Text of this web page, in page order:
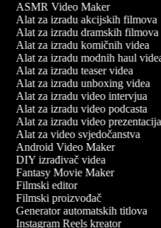
ASMR Video Maker
Alat za izradu akcijskih filmova
Alat za izradu dramskih filmova
Alat za izradu komičnih videa
Alat za izradu modnih haul videa
Alat za izradu teaser videa
Alat za izradu unboxing videa
Alat za izradu video intervjua
Alat za izradu video podcasta
Alat za izradu video prezentacija
Alat za video svjedočanstva
Android Video Maker
DIY izrađivač videa
Fantasy Movie Maker
Filmski editor
Filmski proizvođač
Generator automatskih titlova
Instagram Reels kreator